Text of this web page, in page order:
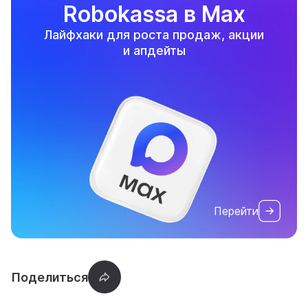
Robokassa в Max
Лайфхаки для роста продаж, акции
и апдейты
Перейти